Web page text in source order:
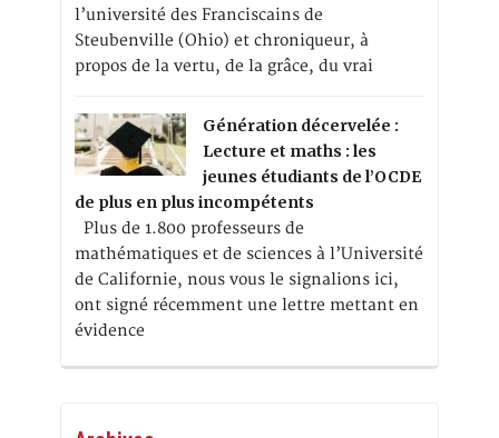
l’université des Franciscains de
Steubenville (Ohio) et chroniqueur, à
propos de la vertu, de la grâce, du vrai
Génération décervelée :
Lecture et maths : les
jeunes étudiants de l’OCDE
de plus en plus incompétents
Plus de 1.800 professeurs de
mathématiques et de sciences à l’Université
de Californie, nous vous le signalions ici,
ont signé récemment une lettre mettant en
évidence